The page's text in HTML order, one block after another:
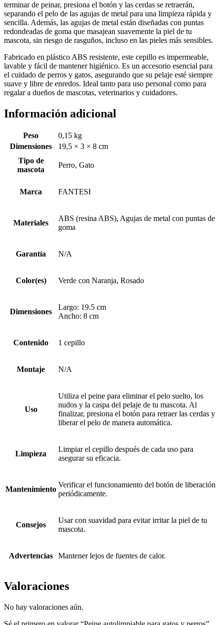
terminar de peinar, presiona el botón y las cerdas se retraerán,
separando el pelo de las agujas de metal para una limpieza rápida y
sencilla. Además, las agujas de metal están diseñadas con puntas
redondeadas de goma que masajean suavemente la piel de tu
mascota, sin riesgo de rasguños, incluso en las pieles más sensibles.
Fabricado en plástico ABS resistente, este cepillo es impermeable,
lavable y fácil de mantener higiénico. Es un accesorio esencial para
el cuidado de perros y gatos, asegurando que su pelaje esté siempre
suave y libre de enredos. Ideal tanto para uso personal como para
regalar a dueños de mascotas, veterinarios y cuidadores.
Información adicional
Peso
0,15 kg
Dimensiones
19,5 × 3 × 8 cm
Tipo de
mascota
Perro, Gato
Marca FANTESI
Materiales
ABS (resina ABS), Agujas de metal con puntas de
goma
Garantía N/A
Color(es) Verde con Naranja, Rosado
Dimensiones
Largo: 19.5 cm
Ancho: 8 cm
Contenido 1 cepillo
Montaje N/A
Uso
Utiliza el peine para eliminar el pelo suelto, los
nudos y la caspa del pelaje de tu mascota. Al
finalizar, presiona el botón para retraer las cerdas y
liberar el pelo de manera automática.
Limpieza
Limpiar el cepillo después de cada uso para
asegurar su eficacia.
Mantenimiento
Verificar el funcionamiento del botón de liberación
periódicamente.
Consejos
Usar con suavidad para evitar irritar la piel de tu
mascota.
Advertencias Mantener lejos de fuentes de calor.
Valoraciones
No hay valoraciones aún.